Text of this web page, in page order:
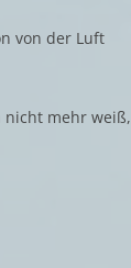
von der Luft
nicht mehr weiß,